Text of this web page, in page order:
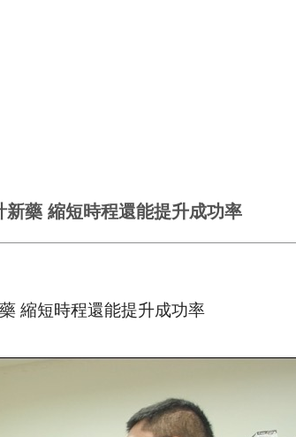
藥 縮短時程還能提升成功率
縮短時程還能提升成功率